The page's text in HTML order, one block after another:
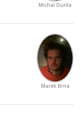
Michal Durila
Marek Brna